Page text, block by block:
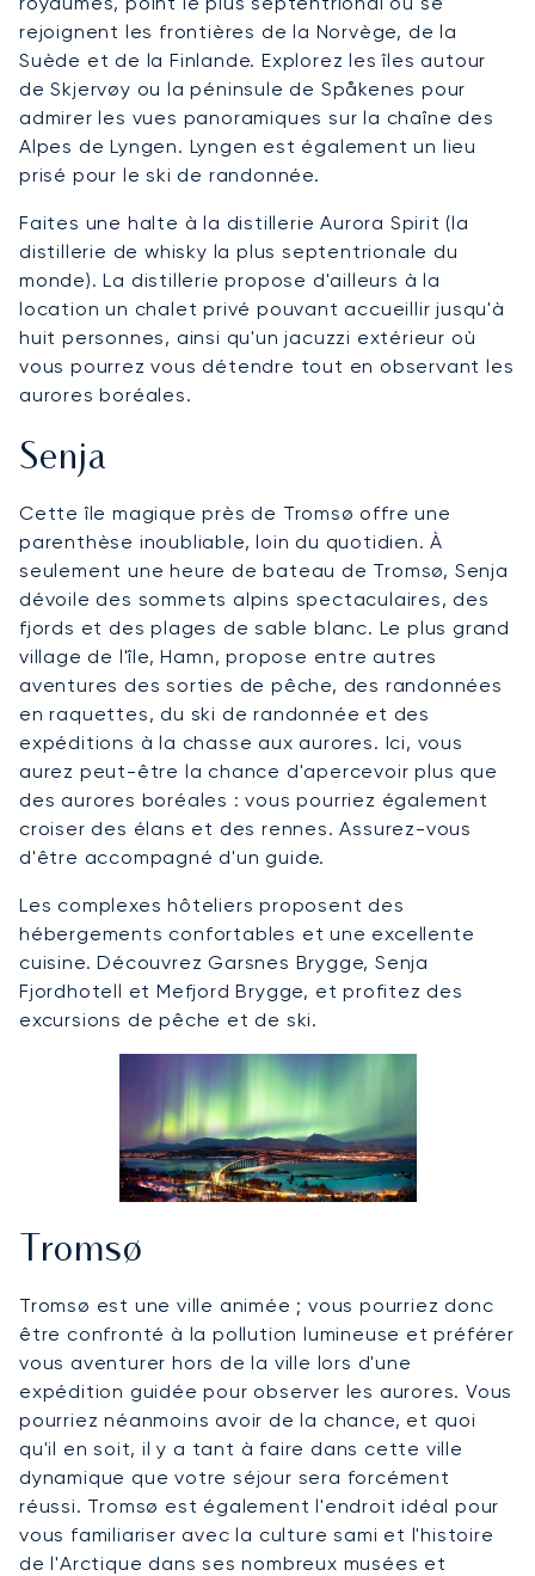
rejoignent les frontières de la Norvège, de la
Suède et de la Finlande. Explorez les îles autour
de Skjervøy ou la péninsule de Spåkenes pour
admirer les vues panoramiques sur la chaîne des
Alpes de Lyngen. Lyngen est également un lieu
prisé pour le ski de randonnée.
Faites une halte à la distillerie Aurora Spirit (la
distillerie de whisky la plus septentrionale du
monde). La distillerie propose d'ailleurs à la
location un chalet privé pouvant accueillir jusqu'à
huit personnes, ainsi qu'un jacuzzi extérieur où
vous pourrez vous détendre tout en observant les
aurores boréales.
Senja
Cette île magique près de Tromsø offre une
parenthèse inoubliable, loin du quotidien. À
seulement une heure de bateau de Tromsø, Senja
dévoile des sommets alpins spectaculaires, des
fjords et des plages de sable blanc. Le plus grand
village de l'île, Hamn, propose entre autres
aventures des sorties de pêche, des randonnées
en raquettes, du ski de randonnée et des
expéditions à la chasse aux aurores. Ici, vous
aurez peut-être la chance d'apercevoir plus que
des aurores boréales : vous pourriez également
croiser des élans et des rennes. Assurez-vous
d'être accompagné d'un guide.
Les complexes hôteliers proposent des
hébergements confortables et une excellente
cuisine. Découvrez Garsnes Brygge, Senja
Fjordhotell et Mefjord Brygge, et profitez des
excursions de pêche et de ski.
Tromsø
Tromsø est une ville animée ; vous pourriez donc
être confronté à la pollution lumineuse et préférer
vous aventurer hors de la ville lors d'une
expédition guidée pour observer les aurores. Vous
pourriez néanmoins avoir de la chance, et quoi
qu'il en soit, il y a tant à faire dans cette ville
dynamique que votre séjour sera forcément
réussi. Tromsø est également l'endroit idéal pour
vous familiariser avec la culture sami et l'histoire
de l'Arctique dans ses nombreux musées et